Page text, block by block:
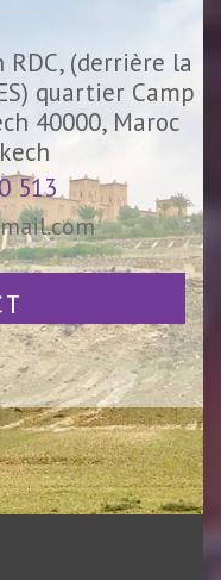
RDC, (derrière la
quartier Camp
40000, Maroc
513